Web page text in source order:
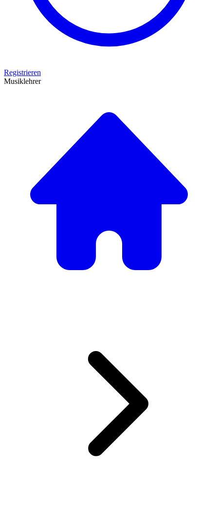
Registrieren
Musiklehrer